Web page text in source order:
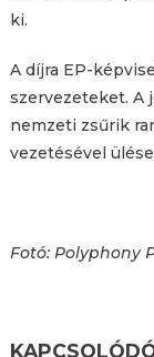
ki.
A díjra EP-
szervezeteket. A
nemzeti zsűrik
vezetésével
Fotó: Polyphony